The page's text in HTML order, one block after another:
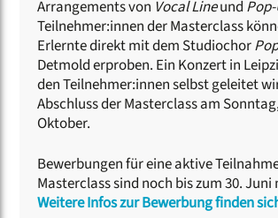
Arrangements von Vocal Lineund
Teilnehmer:innen der Masterclass
Erlernte direkt mit dem Studiochor
Detmold erproben. Ein Konzert in
den Teilnehmer:innen selbst geleitet
Abschluss der Masterclass am
Oktober.
Bewerbungen für eine aktive
Masterclass sind noch bis zum 30.
Weitere Infos zur Bewerbung finden